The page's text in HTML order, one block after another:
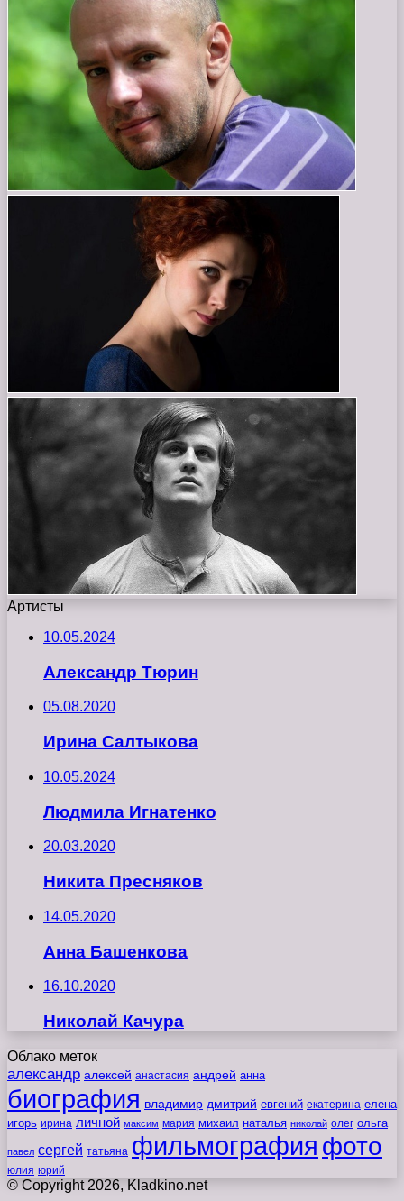
Артисты
10.05.2024
Александр Тюрин
05.08.2020
Ирина Салтыкова
10.05.2024
Людмила Игнатенко
20.03.2020
Никита Пресняков
14.05.2020
Анна Башенкова
16.10.2020
Николай Качура
Облако меток
александр алексей анастасия андрей анна
биография владимир дмитрий евгений екатерина елена
игорь ирина личной максим мария михаил наталья николай олег ольга
павел сергей татьяна фильмография фото
юлия юрий
© Copyright 2026, Kladkino.net